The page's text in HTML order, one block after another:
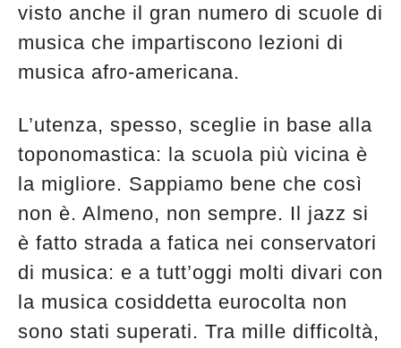
Musica Jazz di luglio 2026 è in
edicola
visto anche il gran numero di scuole di
musica che impartiscono lezioni di
musica afro-americana.
L’utenza, spesso, sceglie in base alla
toponomastica: la scuola più vicina è
la migliore. Sappiamo bene che così
non è. Almeno, non sempre. Il jazz si
è fatto strada a fatica nei conservatori
di musica: e a tutt’oggi molti divari con
la musica cosiddetta eurocolta non
sono stati superati. Tra mille difficoltà,